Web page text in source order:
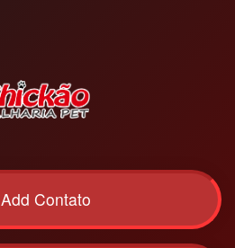
Add Contato